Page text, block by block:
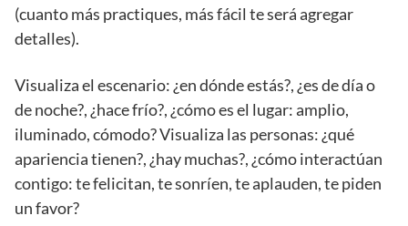
(cuanto más practiques, más fácil te será agregar
detalles).
Visualiza el escenario: ¿en dónde estás?, ¿es de día o
de noche?, ¿hace frío?, ¿cómo es el lugar: amplio,
iluminado, cómodo? Visualiza las personas: ¿qué
apariencia tienen?, ¿hay muchas?, ¿cómo interactúan
contigo: te felicitan, te sonríen, te aplauden, te piden
un favor?